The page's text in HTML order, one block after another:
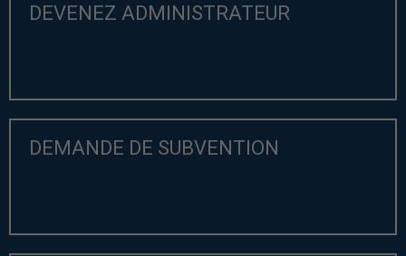
DEVENEZ ADMINISTRATEUR
DEMANDE DE SUBVENTION